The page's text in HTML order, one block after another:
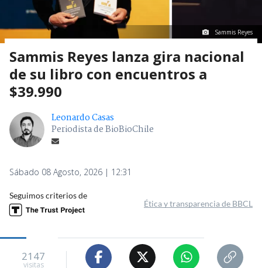
Sammis Reyes
Sammis Reyes lanza gira nacional
de su libro con encuentros a
$39.990
Leonardo Casas
Periodista de BioBioChile
Sábado 08 Agosto, 2026 | 12:31
Seguimos criterios de
Ética y transparencia de BBCL
2147
visitas